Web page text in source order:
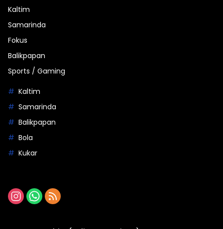
Kaltim
Samarinda
Fokus
Balikpapan
Sports / Gaming
Kaltim
Samarinda
Balikpapan
Bola
Kukar